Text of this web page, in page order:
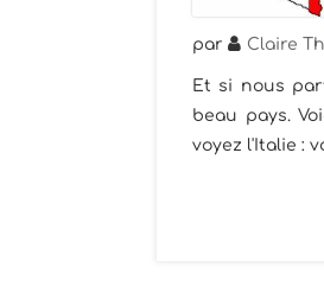
par Claire
Et si nous
beau pays.
voyez l'Italie :